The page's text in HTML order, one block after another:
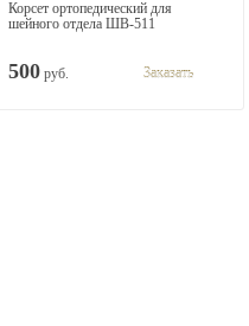
Корсет ортопедический для
шейного отдела ШВ-511
500 руб. Заказать